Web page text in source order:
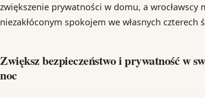
zwiększenie prywatności w domu, a wrocławscy
niezakłóconym spokojem we własnych czterech
Zwiększ bezpieczeństwo i prywatność w
noc